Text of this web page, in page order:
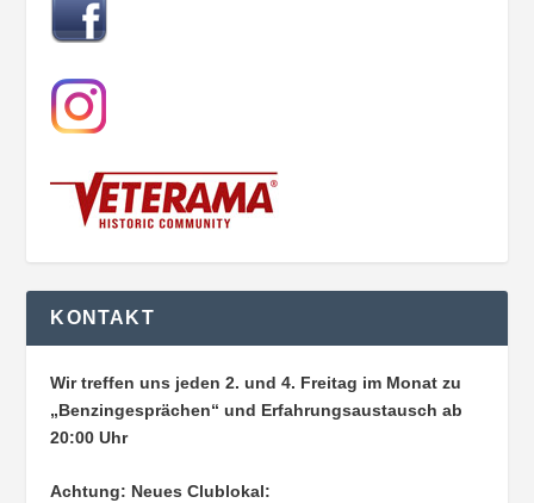
KONTAKT
Wir treffen uns jeden 2. und 4. Freitag im Monat zu
„Benzingesprächen“ und Erfahrungsaustausch ab
20:00 Uhr
Achtung: Neues Clublokal: